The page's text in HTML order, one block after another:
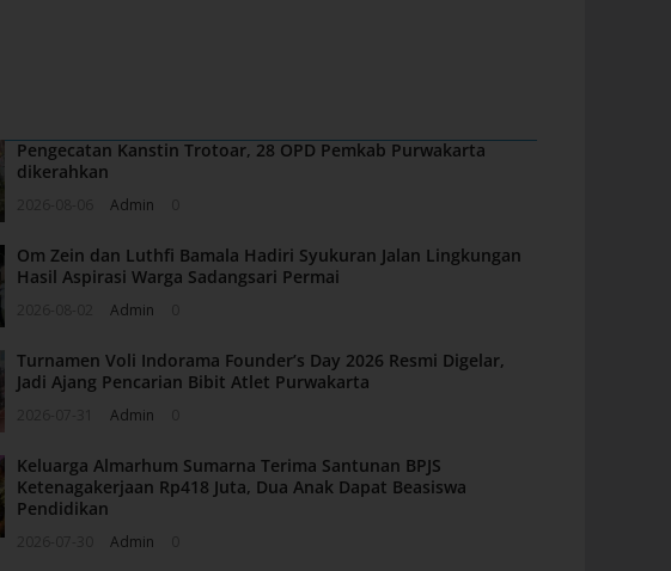
Pengecatan Kanstin Trotoar, 28 OPD Pemkab Purwakarta
dikerahkan
Admin
Om Zein dan Luthfi Bamala Hadiri Syukuran Jalan Lingkungan
Hasil Aspirasi Warga Sadangsari Permai
Admin
Turnamen Voli Indorama Founder’s Day 2026 Resmi Digelar,
Jadi Ajang Pencarian Bibit Atlet Purwakarta
Admin
Keluarga Almarhum Sumarna Terima Santunan BPJS
Ketenagakerjaan Rp418 Juta, Dua Anak Dapat Beasiswa
Pendidikan
Admin